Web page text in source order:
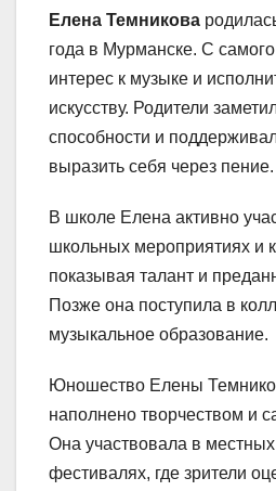
Елена Темникова
года в Мурманске. С
интерес к музыке и
искусству. Родители
способности и
выразить себя через пение.
В школе Елена активно
школьных мероприятиях и
показывая талант и
Позже она поступила в
музыкальное образование.
Юношество Елены
наполнено творчеством и
Она участвовала в местных
фестивалях, где зрители